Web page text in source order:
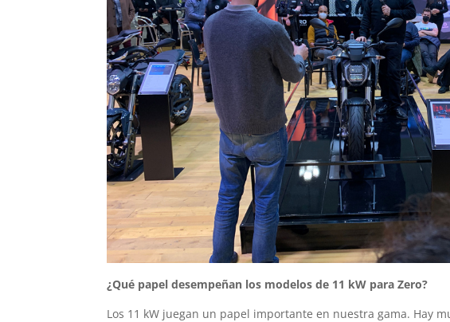
¿Qué papel desempeñan los modelos de 11 kW para Zero?
Los 11 kW juegan un papel importante en nuestra gama. Hay